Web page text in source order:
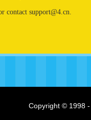
contact support@4.cn.
Copyright © 1998